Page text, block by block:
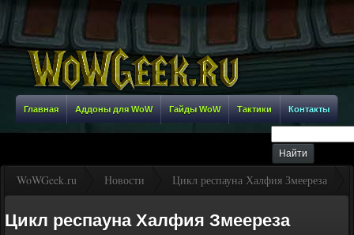
Главная Аддоны для WoW Гайды WoW Тактики Контакты
WoWGeek.ru Новости Цикл респауна Халфия Змеереза
Цикл респауна Халфия Змеереза